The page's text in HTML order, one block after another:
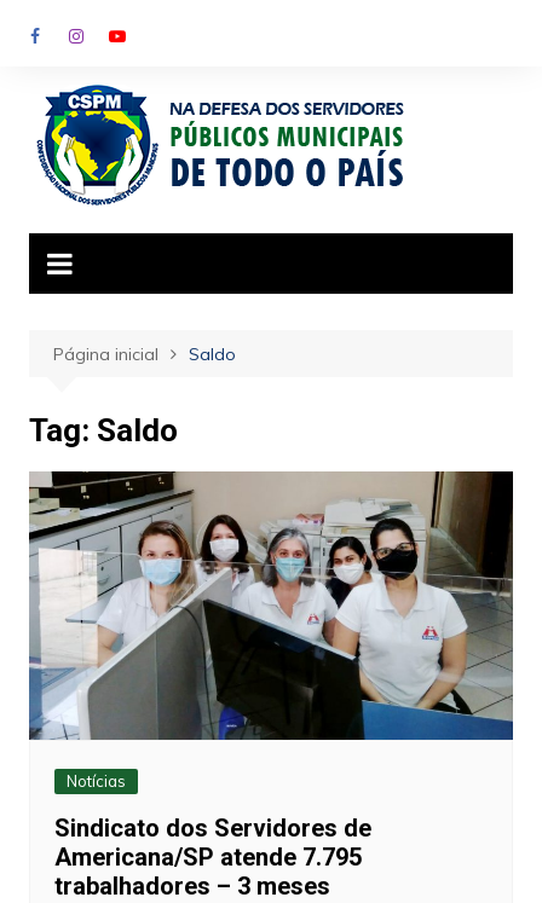
para
conteúdo
Página inicial Saldo
Tag: Saldo
Notícias
Sindicato dos Servidores de
Americana/SP atende 7.795
trabalhadores – 3 meses